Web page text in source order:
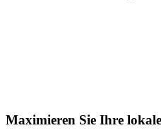
Maximieren Sie Ihre